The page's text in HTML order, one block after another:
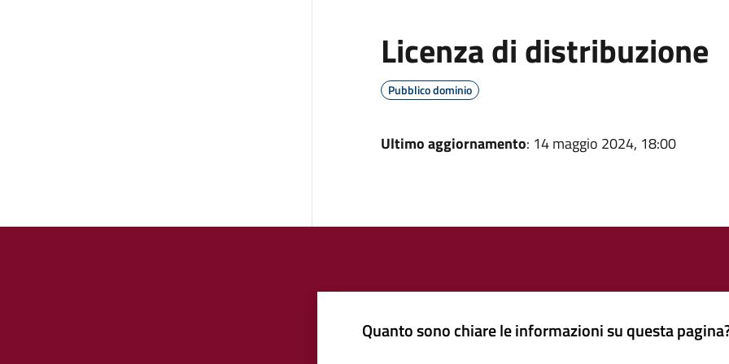
Licenza di distribuzione
Pubblico dominio
Ultimo aggiornamento: 14 maggio 2024, 18:00
Quanto sono chiare le informazioni su questa